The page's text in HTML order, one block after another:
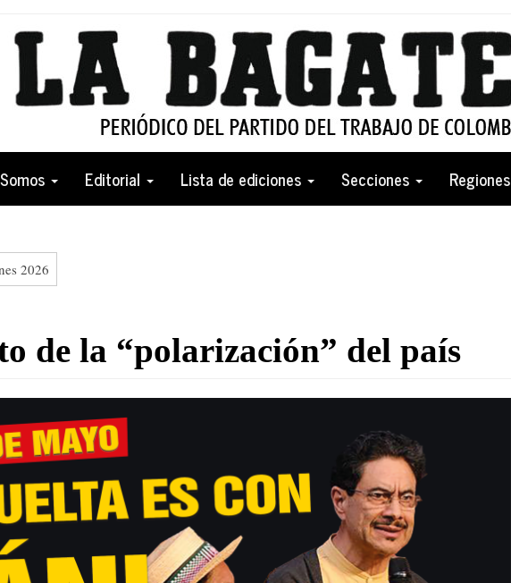
Editorial Lista de ediciones Secciones Regiones
2026
de la “polarización” del país